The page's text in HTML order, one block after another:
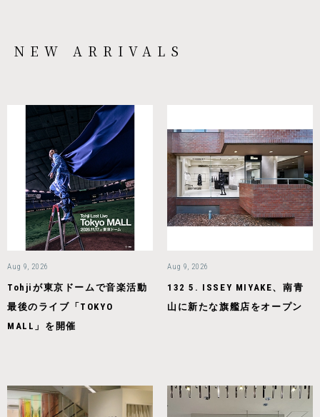
NEW ARRIVALS
Aug 9, 2026
Tohjiが東京ドームで音楽活動
最後のライブ「TOKYO
MALL」を開催
Aug 9, 2026
132 5. ISSEY MIYAKE、南青
山に新たな旗艦店をオープン